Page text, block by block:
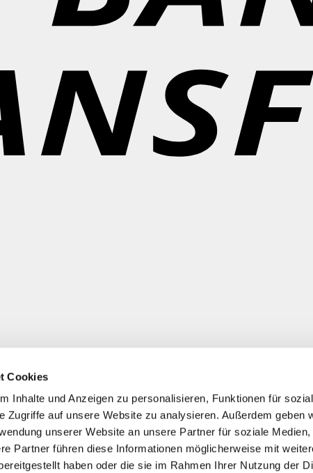
Cookies
Inhalte und Anzeigen zu personalisieren, Funktionen für
Zugriffe auf unsere Website zu analysieren. Außerdem geben
unserer Website an unsere Partner für soziale Medien,
Partner führen diese Informationen möglicherweise mit
haben oder die sie im Rahmen Ihrer Nutzung der